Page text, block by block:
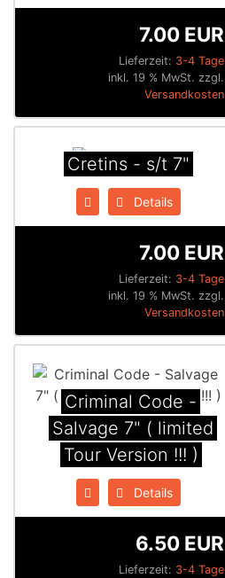
Lieferzeit: 3-4 Tage
7.00 EUR
inkl. 19 % MwSt. zzgl.
Versandkosten
Cretins - s/t 7"
Details
Lieferzeit: 3-4 Tage
7.00 EUR
inkl. 19 % MwSt. zzgl.
Versandkosten
Criminal Code -
Salvage 7" ( limited
Tour Version !!! )
Details
Lieferzeit: 3-4 Tage
6.50 EUR